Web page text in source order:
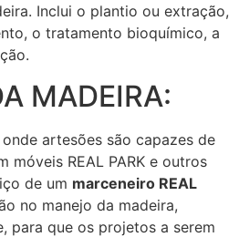
Inclui o plantio ou extração,
o tratamento bioquímico, a
MADEIRA:
artesões são capazes de
móveis REAL PARK e outros
de um marceneiro REAL
no manejo da madeira,
para que os projetos a serem